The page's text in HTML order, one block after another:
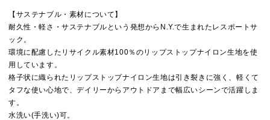
【サステナブル・素材について】
耐久性・軽さ・サステナブルという発想からN.Y.で生まれたレスポートサ
ック。
環境に配慮したリサイクル素材100％のリップストップナイロン生地を使
用しています。
格子状に織られたリップストップナイロン生地は引き裂きに強く、軽くて
タフな使い心地で、デイリーからアウトドアまで幅広いシーンで活躍しま
す。
水洗い(手洗い)可。